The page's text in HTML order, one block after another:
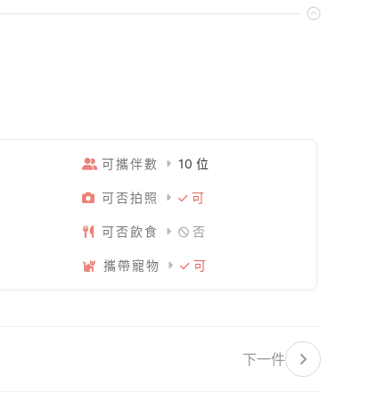
可攜伴數 10 位
可否拍照 可
可否飲食 否
攜帶寵物 可
下一件